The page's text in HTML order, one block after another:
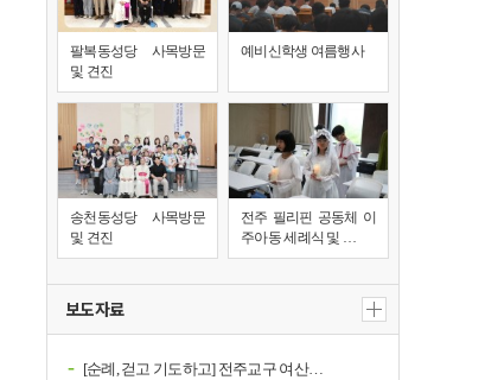
팔복동성당 사목방문
및 견진
예비신학생 여름행사
송천동성당 사목방문
및 견진
전주 필리핀 공동체 이
주아동 세례식 및 …
보도자료
[순례, 걷고 기도하고] 전주교구 여산…